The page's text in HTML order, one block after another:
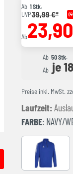
Ab 1 Stk.
UVP39,99 €*
Ab
Ab 50 Stk.
Ab je
Preise inkl. MwSt.
Laufzeit:
FARBE: NAVY/
Blau/Weiß